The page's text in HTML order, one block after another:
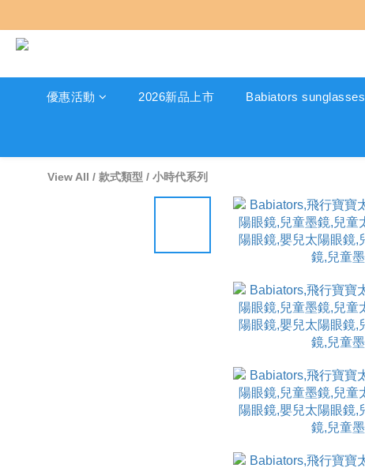
優惠活動 2026新品上市 Babiators sunglasses
View All / 款式類型 / 小時代系列